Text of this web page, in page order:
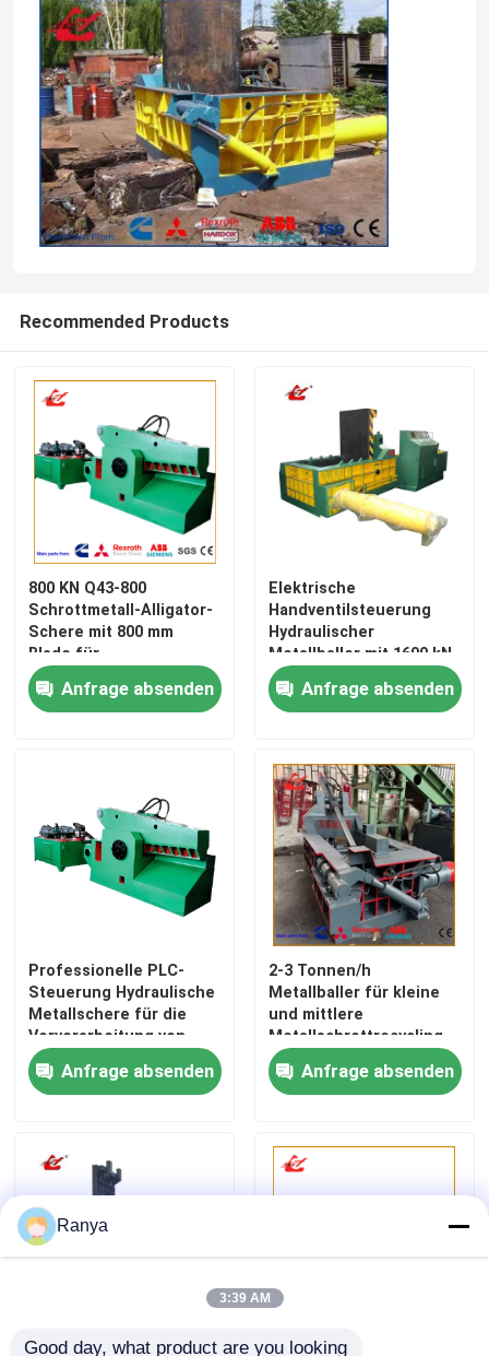
Qualitätskontrolle
Kontakt mit uns
Neuigkeiten
Rechtssachen
Vertikale Ballenpreßmaschine
Horizontale Ballenpreßmaschine
Hydraulische Metallballenpreßmaschine
Ballenpresse für Altmetall
Schrott-scherende Maschine
Altmetall-Schere
Bockschere
Altmetallzerkleinerungsmaschine
Recommended Products
800 KN Q43-800
Schrottmetall-Alligator-
Schere mit 800 mm
Blade für
Aufbewahrung, Runde
Stange und
Metallabschnitte
Anfrage absenden
Elektrische
Handventilsteuerung
Hydraulischer
Metallballer mit 1600 kN
Kraft 25MPa für das
Schrottrecycling
Anfrage absenden
Professionelle PLC-
Steuerung Hydraulische
Metallschere für die
Vorverarbeitung von
Stahlschrott und
Kostensenkung
Anfrage absenden
2-3 Tonnen/h
Metallballer für kleine
und mittlere
Metallschrottrecycling
mit ausgewogener
LeistungAnfrage absenden
Ranya
3:39 AM
Good day, what product are you looking